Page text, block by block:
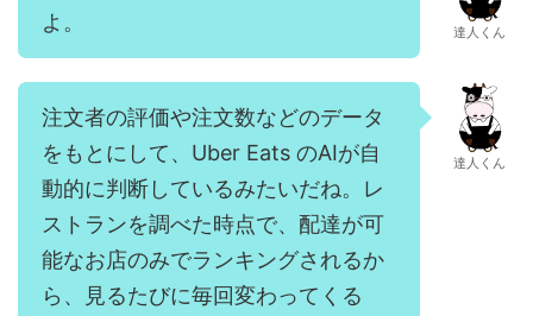
よ。
達人くん
注文者の評価や注文数などのデータ
をもとにして、Uber Eats のAIが自
動的に判断しているみたいだね。レ
ストランを調べた時点で、配達が可
能なお店のみでランキングされるか
ら、見るたびに毎回変わってくる
達人くん